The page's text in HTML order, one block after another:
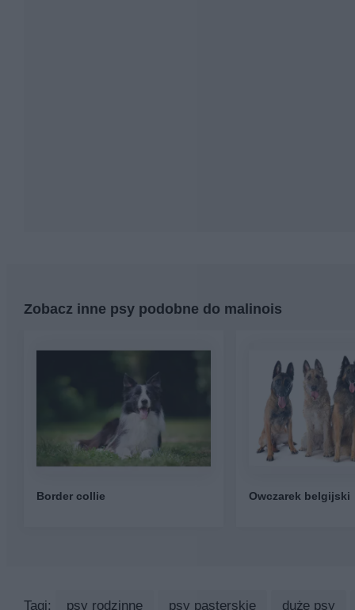
Zobacz inne psy podobne do malinois
Border collie Owczarek belgijski
Tagi: psy rodzinne psy pasterskie duże psy